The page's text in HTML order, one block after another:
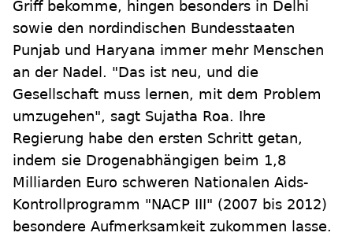
Griff bekomme, hingen besonders in Delhi
sowie den nordindischen Bundesstaaten
Punjab und Haryana immer mehr Menschen
an der Nadel. "Das ist neu, und die
Gesellschaft muss lernen, mit dem Problem
umzugehen", sagt Sujatha Roa. Ihre
Regierung habe den ersten Schritt getan,
indem sie Drogenabhängigen beim 1,8
Milliarden Euro schweren Nationalen Aids-
Kontrollprogramm "NACP III" (2007 bis 2012)
besondere Aufmerksamkeit zukommen lasse.